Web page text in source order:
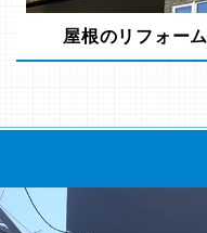
屋根のリフォーム